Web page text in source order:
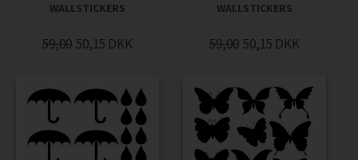
WALLSTICKERS
59,00 50,15 DKK
WALLSTICKERS
59,00 50,15 DKK